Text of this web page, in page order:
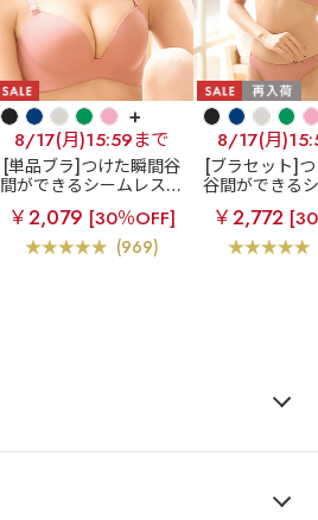
+
8/17(月)15:59まで
[単品ブラ]つけた瞬間谷
間ができるシームレスブ
ラ
超盛ブラ(R) シーム
レス 単品ブラジャー
￥2,079 [30％OFF]
(969)
8/17(月
[ブラセット]
谷間ができる
ブラ
超盛ブ
ムレス ブラ
ーツ
￥2,772